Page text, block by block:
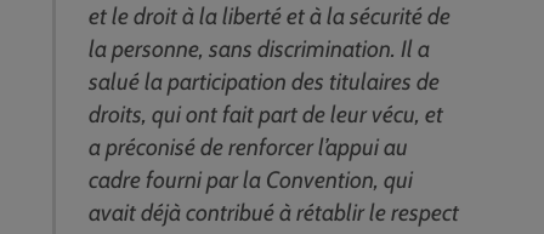
et le droit à la liberté et à la sécurité de
la personne, sans discrimination. Il a
salué la participation des titulaires de
droits, qui ont fait part de leur vécu, et
a préconisé de renforcer l’appui au
cadre fourni par la Convention, qui
avait déjà contribué à rétablir le respect